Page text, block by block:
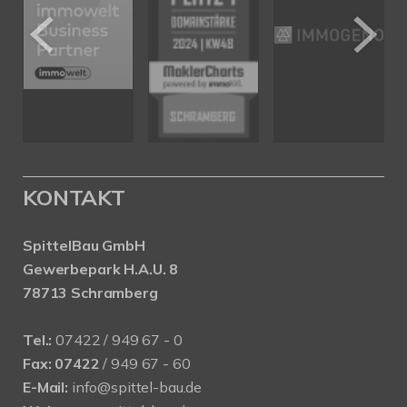
KONTAKT
SpittelBau GmbH
Gewerbepark H.A.U. 8
78713 Schramberg
Tel.: 07422 / 949 67 - 0
Fax: 07422 / 949 67 - 60
E-Mail: info@spittel-bau.de